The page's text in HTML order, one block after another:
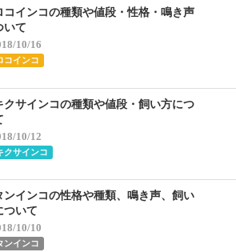
コインコの種類や値段・性格・鳴き声
いて
10/16
コインコ
クサインコの種類や値段・飼い方につ
10/12
クサインコ
ンインコの性格や種類、鳴き声、飼い
ついて
10/10
ンインコ